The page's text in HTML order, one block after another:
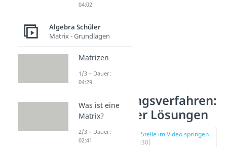
Einsetzungsverfahren:
Anzahl der Lösungen
zur Stelle im Video springen
(02:30)
04:02
Algebra Schüler
Matrix - Grundlagen
Matrizen
1/3 – Dauer:
04:29
Was ist eine
Matrix?
2/3 – Dauer:
02:41